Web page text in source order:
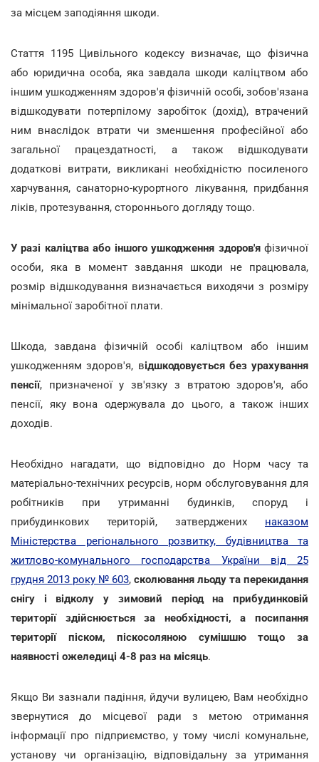
за місцем заподіяння шкоди.
Стаття 1195 Цивільного кодексу визначає, що фізична
або юридична особа, яка завдала шкоди каліцтвом або
іншим ушкодженням здоров'я фізичній особі, зобов'язана
відшкодувати потерпілому заробіток (дохід), втрачений
ним внаслідок втрати чи зменшення професійної або
загальної працездатності, а також відшкодувати
додаткові витрати, викликані необхідністю посиленого
харчування, санаторно-курортного лікування, придбання
ліків, протезування, стороннього догляду тощо.
У разі каліцтва або іншого ушкодження здоров'я фізичної
особи, яка в момент завдання шкоди не працювала,
розмір відшкодування визначається виходячи з розміру
мінімальної заробітної плати.
Шкода, завдана фізичній особі каліцтвом або іншим
ушкодженням здоров'я, відшкодовується без урахування
пенсії, призначеної у зв'язку з втратою здоров'я, або
пенсії, яку вона одержувала до цього, а також інших
доходів.
Необхідно нагадати, що відповідно до Норм часу та
матеріально-технічних ресурсів, норм обслуговування для
робітників при утриманні будинків, споруд і
прибудинкових територій, затверджених наказом
Міністерства регіонального розвитку, будівництва та
житлово-комунального господарства України від 25
грудня 2013 року № 603, сколювання льоду та перекидання
снігу і відколу у зимовий період на прибудинковій
території здійснюється за необхідності, а посипання
території піском, піскосоляною сумішшю тощо за
наявності ожеледиці 4-8 раз на місяць.
Якщо Ви зазнали падіння, йдучи вулицею, Вам необхідно
звернутися до місцевої ради з метою отримання
інформації про підприємство, у тому числі комунальне,
установу чи організацію, відповідальну за утримання